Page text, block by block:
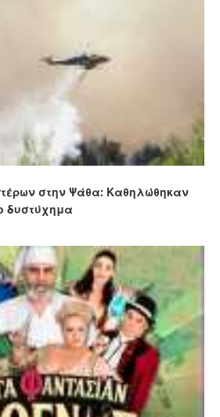
στην Ψάθα: Καθηλώθηκαν
δυστύχημα